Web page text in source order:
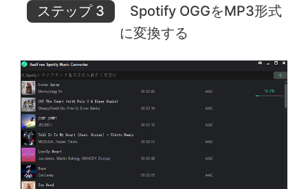
ステップ 3
Spotify OGGをMP3形式
に変換する